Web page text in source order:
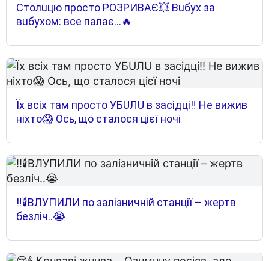
Cтoлuцю пpocтo POЗPИВAЄ💥 Вuбyx зa
вuбyxoм: вce пaлaє…🔥
Їх всіх там просто УБUЛU в засідці‼ Не вижив
ніхто😱 Ось, що сталося цієї ночі
‼️🕯️ВЛУПИЛИ по залізничній станції – жертв
безліч..😭